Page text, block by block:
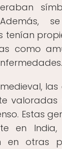
tenían
como
Estas
en
en otras